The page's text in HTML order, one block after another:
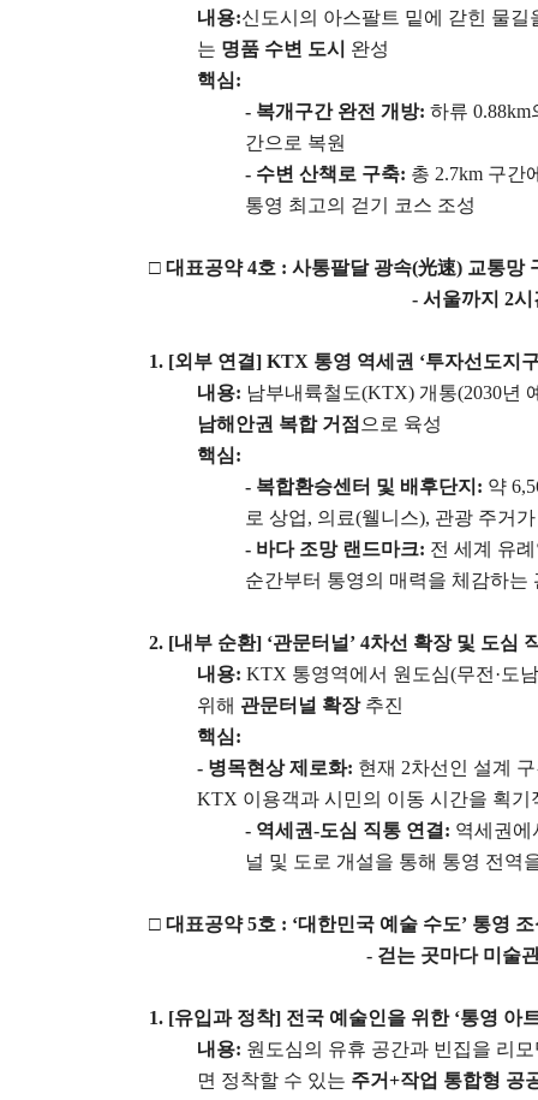
내용:신도시의 아스팔트 밑에 갇힌 물길
는 명품 수변 도시 완성
핵심:
- 복개구간 완전 개방: 하류 0.88km
간으로 복원
- 수변 산책로 구축: 총 2.7km 구간
통영 최고의 걷기 코스 조성
□ 대표공약4호 : 사통팔달 광속(光速) 교통망
- 서울까지 2시
1. [외부 연결] KTX 통영 역세권 ‘투자선도지
내용: 남부내륙철도(KTX) 개통(2030년
남해안권 복합 거점 으로 육성
핵심:
- 복합환승센터 및 배후단지 : 약
로 상업, 의료(웰니스), 관광 주거
- 바다 조망 랜드마크: 전 세계 유
순간부터 통영의 매력을 체감하는
2. [내부 순환] ‘관문터널 ’ 4차선 확장 및 도심
내용: KTX 통영역에서 원도심(무전 · 도
위해 관문터널 확장 추진
핵심:
- 병목현상 제로화: 현재 2차선인 설계
KTX 이용객과 시민의 이동 시간을 획기
- 역세권-도심 직통 연결 : 역세권에
널 및 도로 개설을 통해 통영 전역
□ 대표공약5호 : ‘대한민국 예술 수도’ 통영
- 걷는 곳마다 미술
1. [유입과 정착] 전국 예술인을 위한 ‘통영 아
내용: 원도심의 유휴 공간과 빈집을 리
면 정착할 수 있는 주거+작업 통합형 공